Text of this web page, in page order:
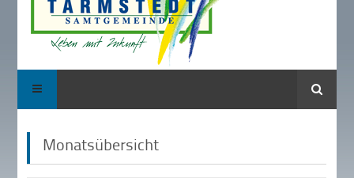
Suche
Monatsübersicht